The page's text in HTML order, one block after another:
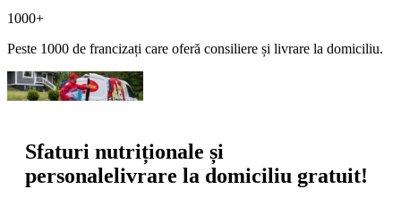
1000+
Peste 1000 de francizați care oferă consiliere și livrare la domiciliu.
Sfaturi nutriționale și
personalelivrare la domiciliu gratuit!